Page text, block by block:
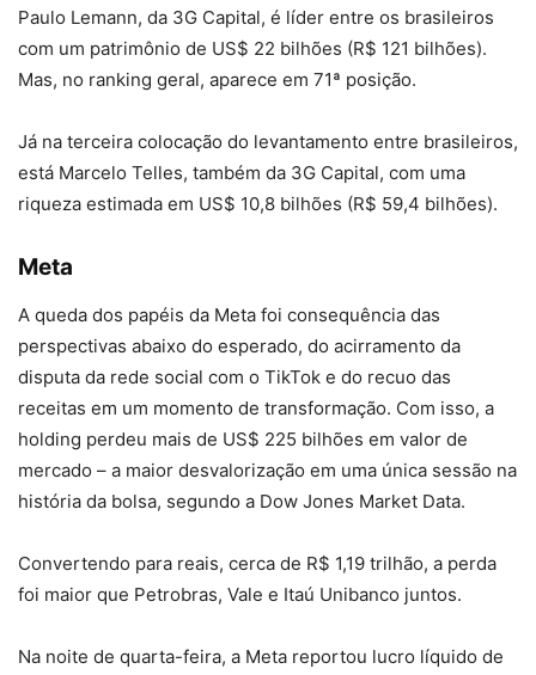
Paulo Lemann, da 3G Capital, é líder entre os brasileiros
com um patrimônio de US$ 22 bilhões (R$ 121 bilhões).
Mas, no ranking geral, aparece em 71ª posição.
Já na terceira colocação do levantamento entre brasileiros,
está Marcelo Telles, também da 3G Capital, com uma
riqueza estimada em US$ 10,8 bilhões (R$ 59,4 bilhões).
Meta
A queda dos papéis da Meta foi consequência das
perspectivas abaixo do esperado, do acirramento da
disputa da rede social com o TikTok e do recuo das
receitas em um momento de transformação. Com isso, a
holding perdeu mais de US$ 225 bilhões em valor de
mercado – a maior desvalorização em uma única sessão na
história da bolsa, segundo a Dow Jones Market Data.
Convertendo para reais, cerca de R$ 1,19 trilhão, a perda
foi maior que Petrobras, Vale e Itaú Unibanco juntos.
Na noite de quarta-feira, a Meta reportou lucro líquido de